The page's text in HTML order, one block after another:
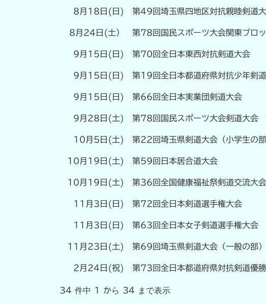
8月18日(日) 第49回埼玉県四地区対抗親睦剣道
8月24日(土） 第78回国民スポーツ大会関東ブロ
9月15日(日) 第70回全日本東西対抗剣道大会
9月15日(日) 第19回全日本都道府県対抗少年剣
9月15日(日) 第66回全日本実業団剣道大会
9月28日(土) 第78回国民スポーツ大会剣道大
10月5日(土) 第22回埼玉県剣道大会（小学生の部
10月19日(土) 第59回日本居合道大会
10月19日(土) 第36回全国健康福祉祭剣道交流大
11月3日(日) 第72回全日本剣道選手権大会
11月3日(日) 第63回全日本女子剣道選手権大会
11月23日(土) 第69回埼玉県剣道大会（一般の部）
2月24日(祝) 第73回全日本都道府県対抗剣道優
34 件中 1 から 34 まで表示